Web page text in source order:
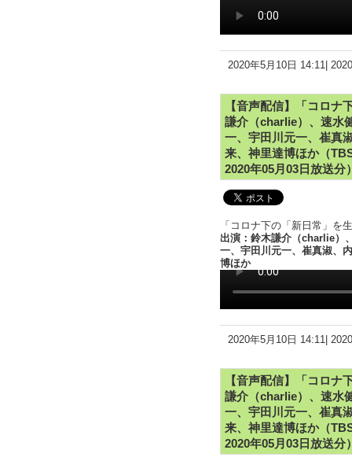
2020年5月10日 14:11|
【音声配信】「コロ
謙介（charlie）、速水
一、宇田川元一、崔真
来、神里達博ほか（
2020年05月03日放送分
「コロナ下の「新日常」を
出演：鈴木謙介（charlie）
一、宇田川元一、崔真淑、
博ほか
2020年5月10日 14:11|
【音声配信】「コロ
謙介（charlie）、速水
一、宇田川元一、崔真
来、神里達博ほか（
2020年05月03日放送分